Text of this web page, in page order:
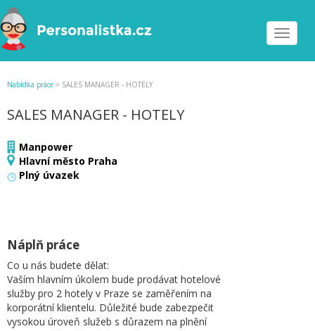
Toggle
Nabídka práce > SALES MANAGER - HOTELY
SALES MANAGER - HOTELY
Manpower
Hlavní město Praha
Plný úvazek
Náplň práce
Co u nás budete dělat:
Vaším hlavním úkolem bude prodávat hotelové
služby pro 2 hotely v Praze se zaměřením na
korporátní klientelu. Důležité bude zabezpečit
vysokou úroveň služeb s důrazem na plnění